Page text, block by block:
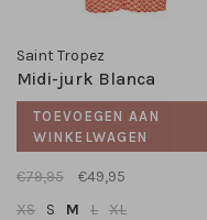
Saint Tropez
Midi-jurk Blanca
TOEVOEGEN AAN
WINKELWAGEN
€79,95
€49,95
XS
S M L XL